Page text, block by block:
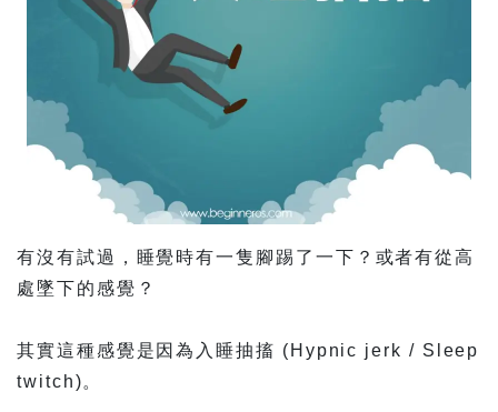
有沒有試過，睡覺時有一隻腳踢了一下？或者有從高
處墜下的感覺？
其實這種感覺是因為入睡抽搐 (Hypnic jerk / Sleep
twitch)。